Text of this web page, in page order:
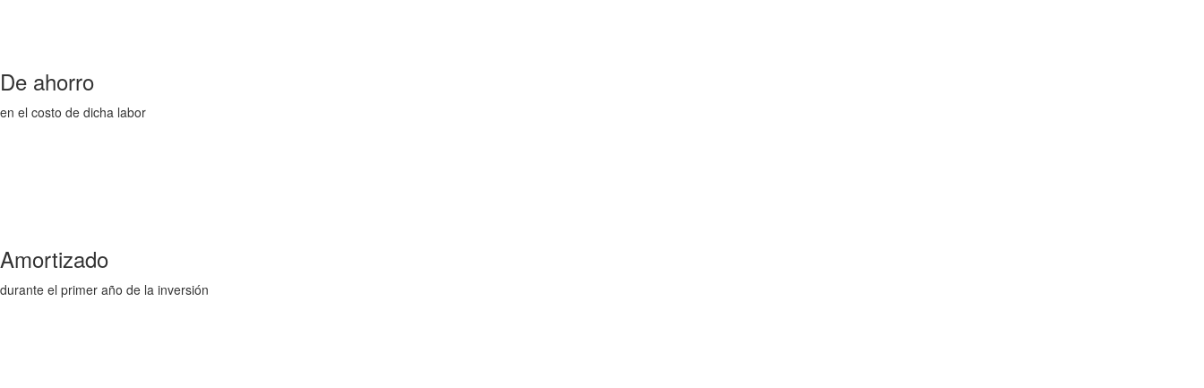
De ahorro
en el costo de dicha labor
Amortizado
durante el primer año de la inversión